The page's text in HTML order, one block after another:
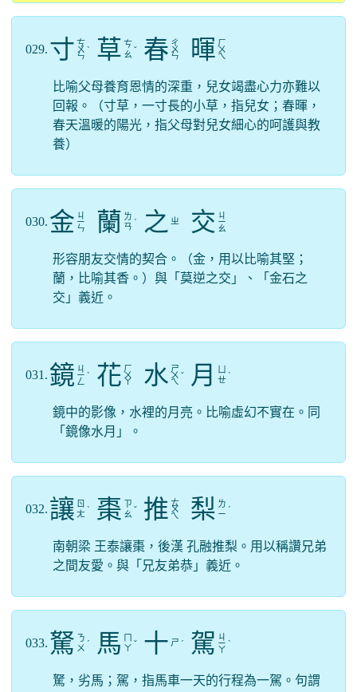
029. 寸 ㄘ
ㄨ
ㄣ
ˋ 草 ㄘ
ㄠ ˇ 春 ㄔ
ㄨ
ㄣ 暉 ㄏ
ㄨ
ㄟ
比喻父母養育恩情的深重，兒女竭盡心力亦難以
回報。（寸草，一寸長的小草，指兒女；春暉，
春天溫暖的陽光，指父母對兒女細心的呵護與教
養）
030. 金 ㄐ
ㄧ
ㄣ 蘭 ㄌ
ㄢ ˊ 之 ㄓ 交 ㄐ
ㄧ
ㄠ
形容朋友交情的契合。（金，用以比喻其堅；
蘭，比喻其香。）與「莫逆之交」、「金石之
交」義近。
031. 鏡 ㄐ
ㄧ
ㄥ
ˋ 花 ㄏ
ㄨ
ㄚ 水 ㄕ
ㄨ
ㄟ
ˇ 月
ㄝˋ
鏡中的影像，水裡的月亮。比喻虛幻不實在。同
「鏡像水月」。
032. 讓 ㄖ
ㄤ ˋ 棗
ㄗ
ㄠ ˇ 推 ㄊ
ㄨ
ㄟ 梨 ㄌ
ㄧ ˊ
南朝梁 王泰讓棗，後漢 孔融推梨。用以稱讚兄弟
之間友愛。與「兄友弟恭」義近。
033. 駑 ㄋ
ㄨ ˊ 馬 ㄚ ˇ 十 ㄕ ˊ 駕 ㄐ
ㄧ
ㄚ
ˋ
駑，劣馬；駕，指馬車一天的行程為一駕。句謂